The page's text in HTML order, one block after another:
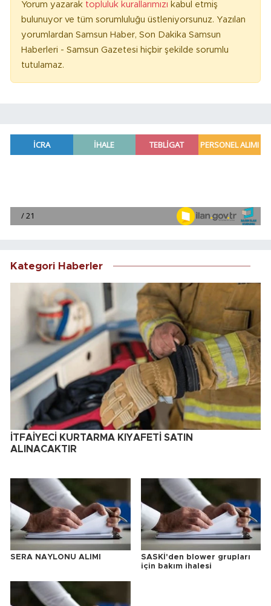
Yorum yazarak topluluk kurallarımızı kabul etmiş
bulunuyor ve tüm sorumluluğu üstleniyorsunuz. Yazılan
yorumlardan Samsun Haber, Son Dakika Samsun
Haberleri - Samsun Gazetesi hiçbir şekilde sorumlu
tutulamaz.
Kategori Haberler
İTFAİYECİ KURTARMA KIYAFETİ SATIN
ALINACAKTIR
SERA NAYLONU ALIMI
SASKİ'den blower grupları
için bakım ihalesi